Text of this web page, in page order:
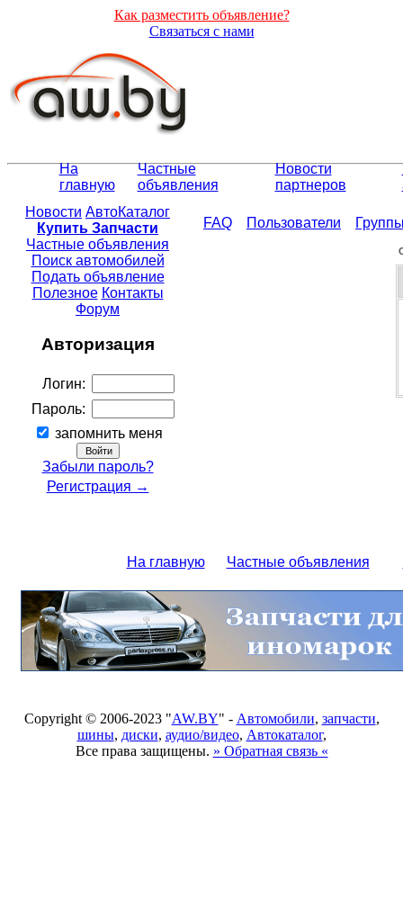
Как разместить объявление?
Связаться с нами
На
главную
Частные
объявления
Новости
партнеров
Новости АвтоКаталог
Купить Запчасти
Частные объявления
Поиск автомобилей
Подать объявление
Полезное Контакты
Форум
Авторизация
Логин:
Пароль:
запомнить меня
Забыли пароль?
Регистрация →
FAQ Пользователи
На главную Частные объявления
Copyright © 2006-2023 "AW.BY" - Автомобили, запчасти,
шины, диски, аудио/видео, Автокаталог,
Все права защищены. » Обратная связь «